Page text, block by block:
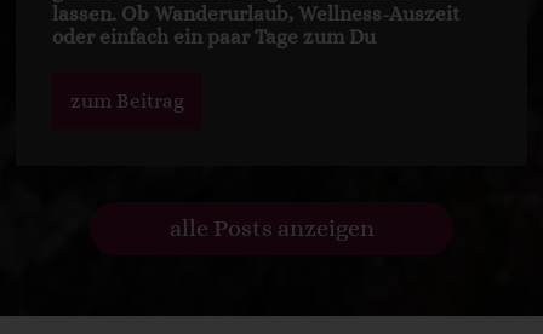
lassen. Ob Wanderurlaub, Wellness-Auszeit
oder einfach ein paar Tage zum Du
zum Beitrag
alle Posts anzeigen